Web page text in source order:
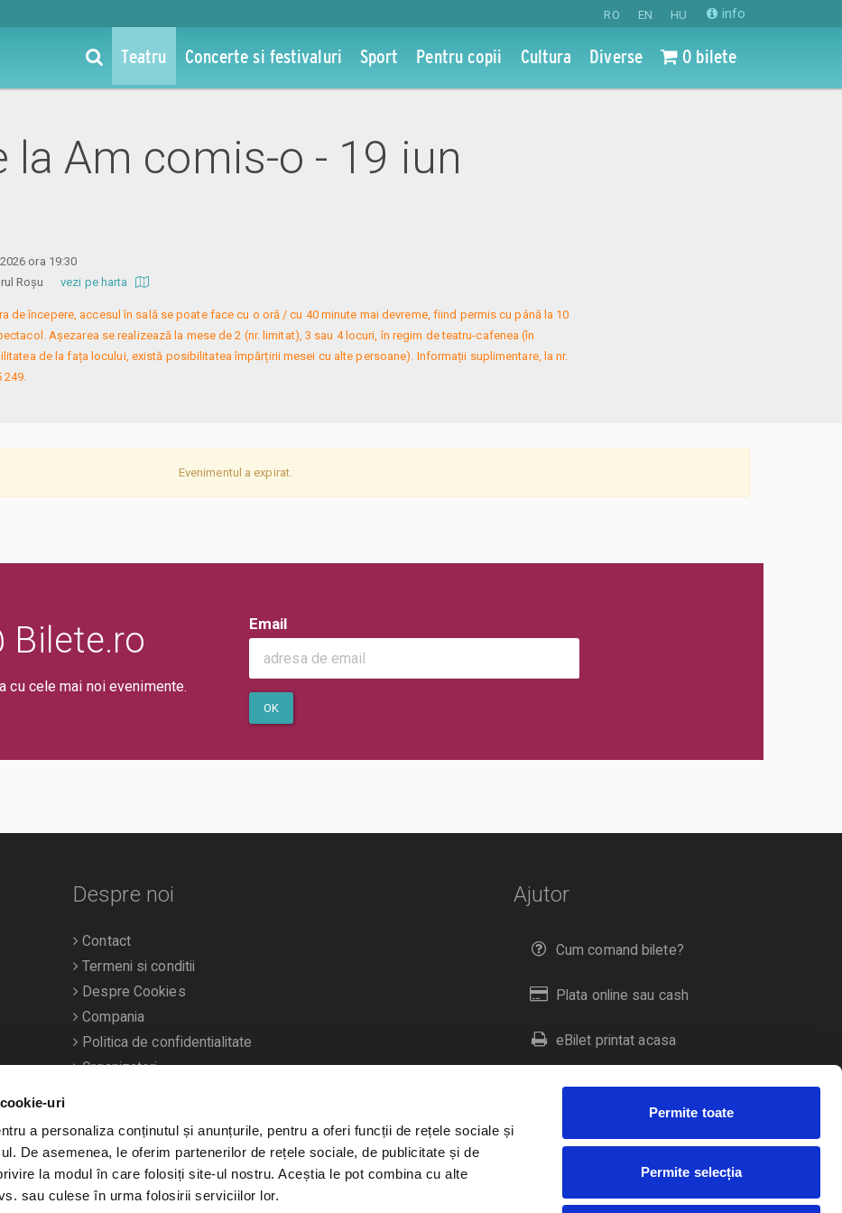
uri
a personaliza conținutul și anunțurile, pentru a oferi funcții de rețele sociale și
De asemenea, le oferim partenerilor de rețele sociale, de publicitate și de
la modul în care folosiți site-ul nostru. Aceștia le pot combina cu alte
sau culese în urma folosirii serviciilor lor.
Permite toate
Permite selecția
RO EN HU info
Teatru Concerte si festivaluri Sport Pentru copii Cultura Diverse 0 bilete
la Am comis-o - 19 iun
ora 19:30
Roșu vezi pe harta
de începere, accesul în sală se poate face cu o oră / cu 40 minute mai devreme, fiind permis cu până la 10
Așezarea se realizează la mese de 2 (nr. limitat), 3 sau 4 locuri, în regim de teatru-cafenea (în
de la fața locului, există posibilitatea împărțirii mesei cu alte persoane). Informații suplimentare, la nr.
Evenimentul a expirat.
Bilete.ro
cu cele mai noi evenimente.
Email
OK
Ajutor
Cum comand bilete?
Plata online sau cash
eBilet printat acasa
Livrare prin curier
Duplicare bilete
Despre noi
Contact
Termeni si conditii
Despre Cookies
Compania
Politica de confidentialitate
Organizatori